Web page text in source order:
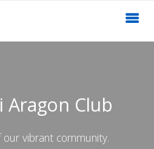
Aragon Club
vibrant community.